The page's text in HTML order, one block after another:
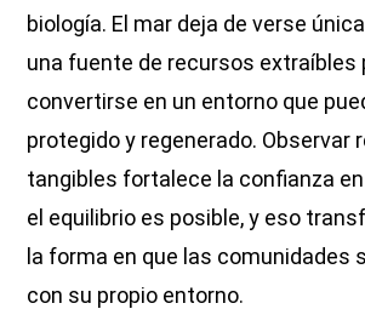
biología. El mar deja de verse
una fuente de recursos extraíbles
convertirse en un entorno que
protegido y regenerado. Observar
tangibles fortalece la confianza
el equilibrio es posible, y eso
la forma en que las comunidades
con su propio entorno.